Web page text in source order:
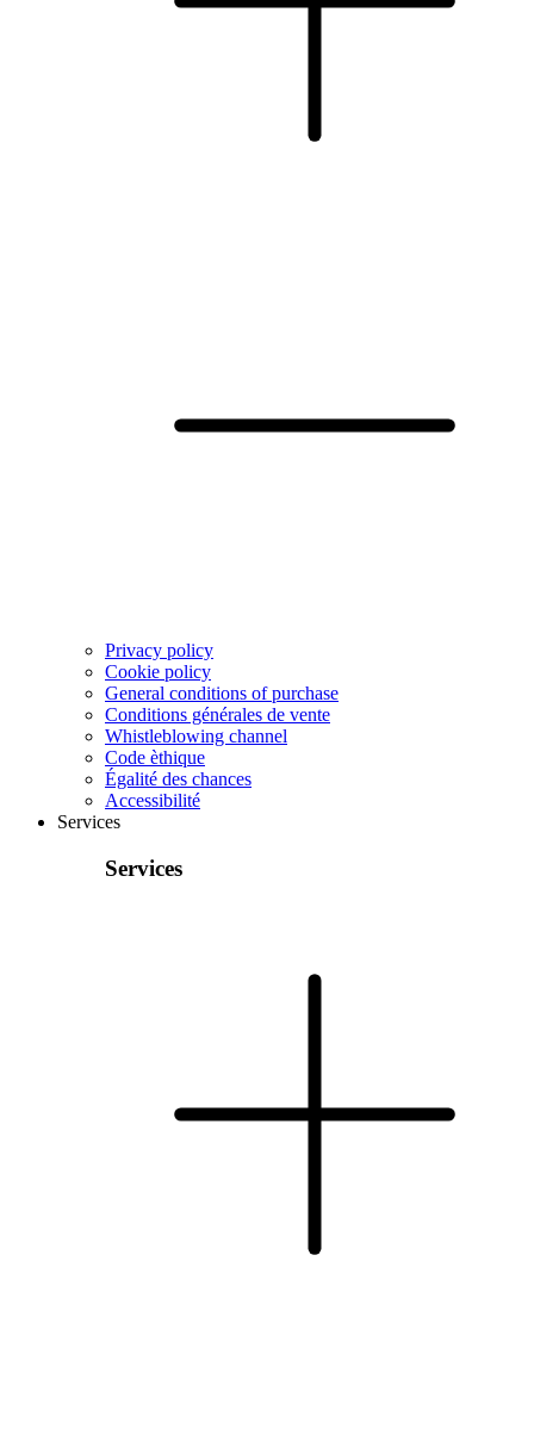
Privacy policy
Cookie policy
General conditions of purchase
Conditions générales de vente
Whistleblowing channel
Code èthique
Égalité des chances
Accessibilité
Services
Services